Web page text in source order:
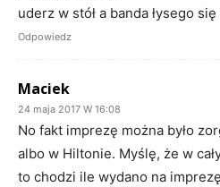
uderz w stół a banda łysego
Odpowiedz
Maciek
24 maja 2017 W 16:08
No fakt imprezę można było
albo w Hiltonie. Myślę, że w
to chodzi ile wydano na